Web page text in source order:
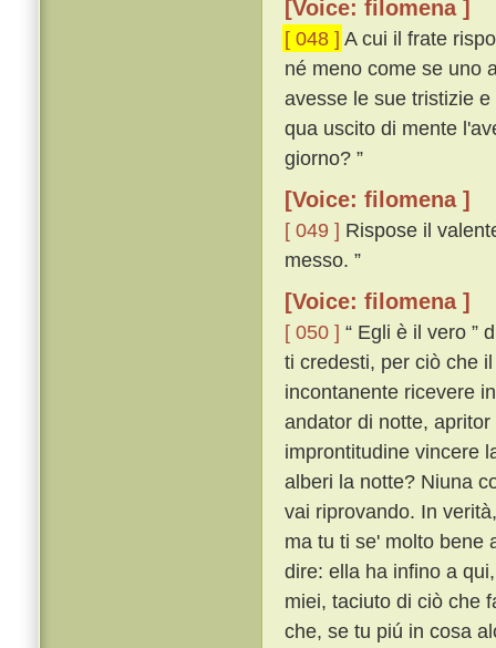
[Voice: filomena ]
[ 048 ] A cui il frate
né meno come se uno
avesse le sue tristizie
qua uscito di mente
giorno? ”
[Voice: filomena ]
[ 049 ] Rispose il
messo. ”
[Voice: filomena ]
[ 050 ] “ Egli è il vero ”
ti credesti, per ciò che
incontanente ricevere
andator di notte,
improntitudine vincere
alberi la notte? Niuna
vai riprovando. In
ma tu ti se' molto bene
dire: ella ha infino a
miei, taciuto di ciò che
che, se tu piú in cosa